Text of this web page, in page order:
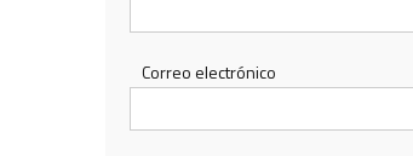
Correo electrónico